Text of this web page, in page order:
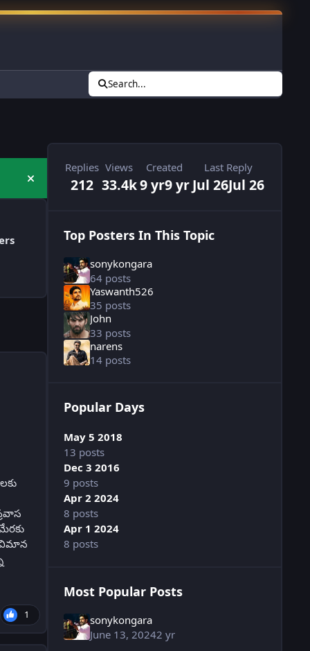
Search...
Hide announcement
విమాన
1
Replies
212
Views
33.4k
Created
9 yr9 yr
Last Reply
Jul 26Jul 26
Top Posters In This Topic
sonykongara
64 posts
Yaswanth526
35 posts
John
33 posts
narens
14 posts
Popular Days
May 5 2018
13 posts
Dec 3 2016
9 posts
Apr 2 2024
8 posts
Apr 1 2024
8 posts
Most Popular Posts
sonykongara
June 13, 20242 yr